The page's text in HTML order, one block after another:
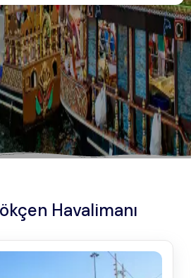
Havalimanı